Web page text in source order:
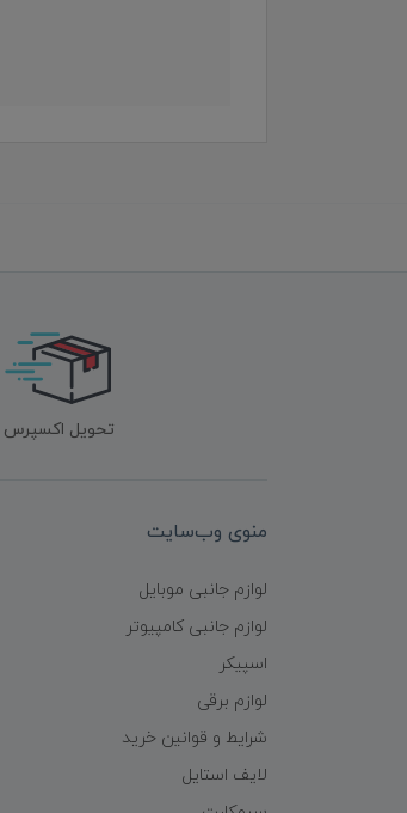
تحویل اکسپرس
منوی وب‌سایت
لوازم جانبی موبایل
لوازم جانبی کامپیوتر
اسپیکر
لوازم برقی
شرایط و قوانین خرید
لایف استایل